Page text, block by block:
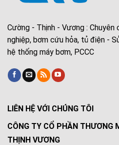
Cường - Thịnh - Vương :
nghiệp, bơm cứu hỏa, tủ điện -
hệ thống máy bơm, PCCC
LIÊN HỆ VỚI CHÚNG TÔI
CÔNG TY CỔ PHẦN THƯƠNG
THỊNH VƯƠNG